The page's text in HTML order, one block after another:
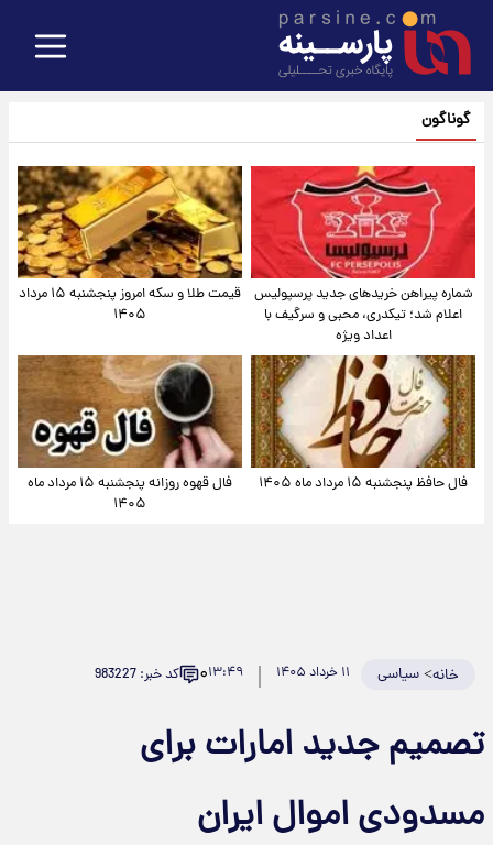
گوناگون
شماره پیراهن خریدهای جدید پرسپولیس
اعلام شد؛ تیکدری، محبی و سرگیف با
اعداد ویژه
قیمت طلا و سکه امروز پنجشنبه ۱۵ مرداد
۱۴۰۵
فال حافظ پنجشنبه ۱۵ مرداد ماه ۱۴۰۵
فال قهوه روزانه پنجشنبه ۱۵ مرداد ماه
۱۴۰۵
خانه>سیاسی ۱۱ خرداد ۱۴۰۵ ۱۳:۴۹۰ کد خبر: 983227
تصمیم جدید امارات برای
مسدودی اموال ایران